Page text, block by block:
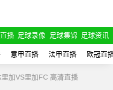
播 足球录像 足球集锦 足球资讯
意甲直播 法甲直播 欧冠直
里加VS里加FC 高清直播